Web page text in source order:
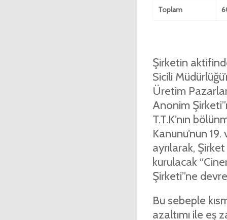
Toplam
Şirketin
Sicili
Üretim
Anonim
T.T.K’nın
Kanunu’nun
ayrılarak,
kurulacak
Şirketi”ne
Bu sebeple
azaltımı ile eş